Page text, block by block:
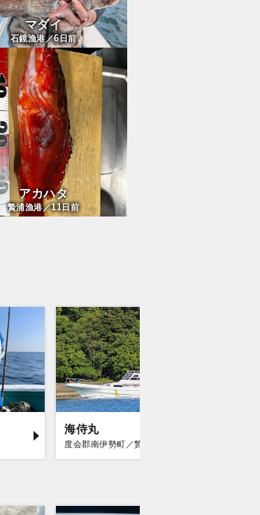
マダイ
石鏡漁港／6日前
アカハタ
贄浦漁港／11日前
海侍丸
度会郡南伊勢町／贄浦漁港